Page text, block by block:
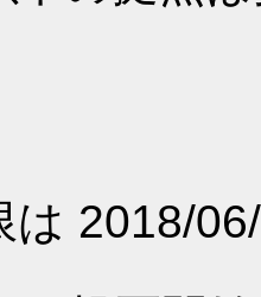
2018/